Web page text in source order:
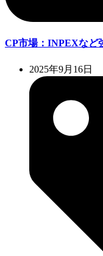
CP市場：INPEXなど
2025年9月16日